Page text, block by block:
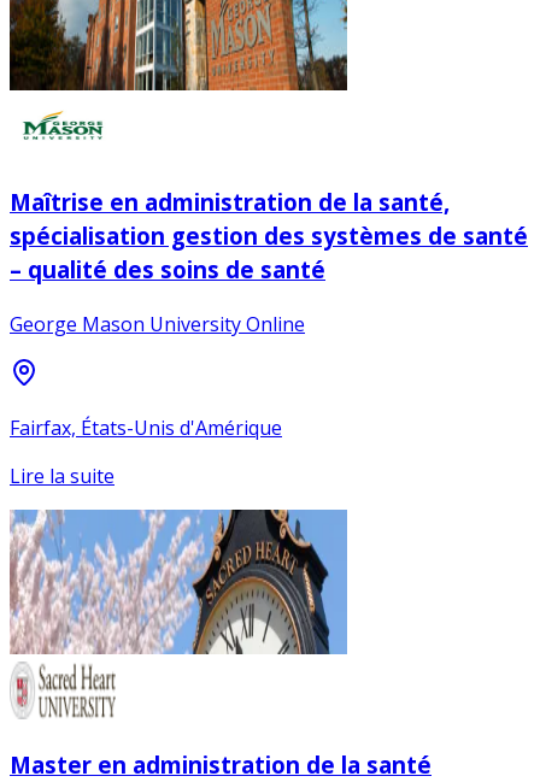
Maîtrise en administration de la santé,
spécialisation gestion des systèmes de santé
– qualité des soins de santé
George Mason University Online
Fairfax, États-Unis d'Amérique
Lire la suite
Master en administration de la santé